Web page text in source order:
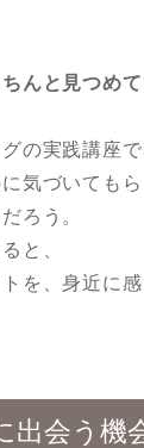
んと見つめ
の実践講座で
気づいても
ろう。
と、
を、身近に
出会う機